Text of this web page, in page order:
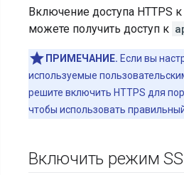
Включение доступа HTTPS к
можете получить доступ к
ПРИМЕЧАНИЕ. Если вы
используемые
решите включить HTTPS для
чтобы использовать
Включить режим